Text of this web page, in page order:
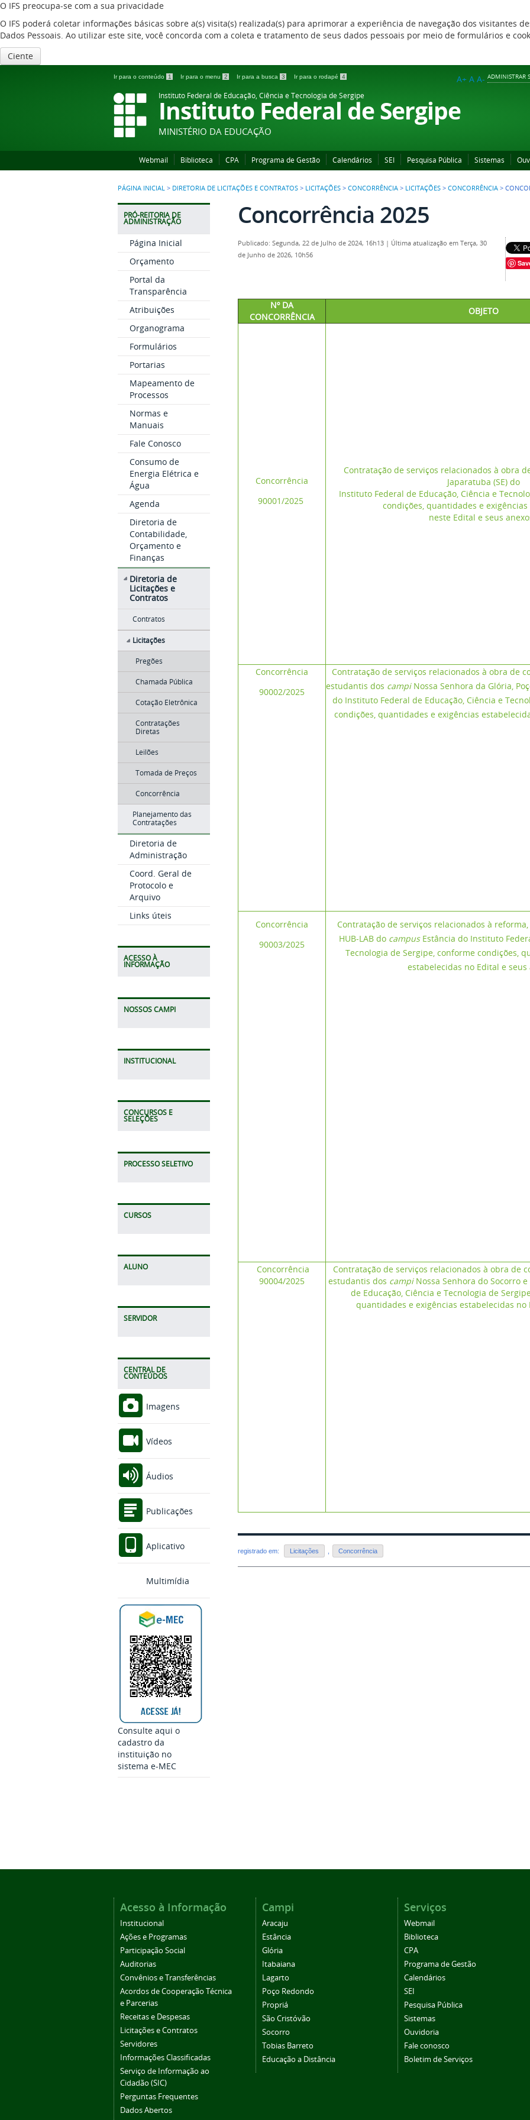
O IFS preocupa-se com a sua privacidade
O IFS poderá coletar informações básicas sobre a(s) visita(s) realizada(s) para aprimorar a experiência de navegação dos visitantes
Dados Pessoais. Ao utilizar este site, você concorda com a coleta e tratamento de seus dados pessoais por meio de formulários e
Ciente
Ir para o conteúdo 1 Ir para o menu 2 Ir para a busca 3 Ir para o rodapé 4 ADMINISTRAR
A+ A A-
Instituto Federal de Educação, Ciência e Tecnologia de Sergipe
Instituto Federal de Sergipe
MINISTÉRIO DA EDUCAÇÃO
Webmail Biblioteca CPA Programa de Gestão Calendários SEI Pesquisa Pública Sistemas
PÁGINA INICIAL > DIRETORIA DE LICITAÇÕES E CONTRATOS > LICITAÇÕES > CONCORRÊNCIA > LICITAÇÕES > CONCORRÊNCIA >
PRÓ-REITORIA DE
ADMINISTRAÇÃO
Página Inicial
Orçamento
Portal da
Transparência
Atribuições
Organograma
Formulários
Portarias
Mapeamento de
Processos
Normas e
Manuais
Fale Conosco
Consumo de
Energia Elétrica e
Água
Agenda
Diretoria de
Contabilidade,
Orçamento e
Finanças
Diretoria de
Licitações e
Contratos
Contratos
Licitações
Pregões
Chamada Pública
Cotação Eletrônica
Contratações
Diretas
Leilões
Tomada de Preços
Concorrência
Planejamento das
Contratações
Diretoria de
Administração
Coord. Geral de
Protocolo e
Arquivo
Links úteis
ACESSO À
INFORMAÇÃO
NOSSOS CAMPI
INSTITUCIONAL
CONCURSOS E
SELEÇÕES
PROCESSO SELETIVO
CURSOS
ALUNO
SERVIDOR
CENTRAL DE
CONTEÚDOS
Imagens
Vídeos
Áudios
Publicações
Aplicativo
Multimídia
Consulte aqui o
cadastro da
instituição no
sistema e-MEC
Concorrência 2025
Publicado: Segunda, 22 de Julho de 2024, 16h13 | Última atualização em Terça, 30
de Junho de 2026, 10h56
Nº DA
CONCORRÊNCIA
OBJETO
Concorrência
90001/2025
Contratação de serviços relacionados à obra
Japaratuba (SE) do
Instituto Federal de Educação, Ciência e
condições, quantidades e
neste Edital e seus
Concorrência
90002/2025
Contratação de serviços relacionados à obra de
estudantis dos campiNossa Senhora da Glória,
do Instituto Federal de Educação, Ciência e
condições, quantidades e exigências
Concorrência
90003/2025
Contratação de serviços relacionados à
HUB-LAB do campusEstância do Instituto
Tecnologia de Sergipe, conforme condições,
estabelecidas no Edital e seus
Concorrência
90004/2025
Contratação de serviços relacionados à obra de
estudantis dos campiNossa Senhora do Socorro
de Educação, Ciência e Tecnologia de
quantidades e exigências estabelecidas no
registrado em: Licitações Concorrência
Acesso à Informação
Institucional
Ações e Programas
Participação Social
Auditorias
Convênios e Transferências
Acordos de Cooperação Técnica
e Parcerias
Receitas e Despesas
Licitações e Contratos
Servidores
Informações Classificadas
Serviço de Informação ao
Cidadão (SIC)
Perguntas Frequentes
Dados Abertos
Campi
Aracaju
Estância
Glória
Itabaiana
Lagarto
Poço Redondo
Propriá
São Cristóvão
Socorro
Tobias Barreto
Educação a Distância
Serviços
Webmail
Biblioteca
CPA
Programa de Gestão
Calendários
SEI
Pesquisa Pública
Sistemas
Ouvidoria
Fale conosco
Boletim de Serviços